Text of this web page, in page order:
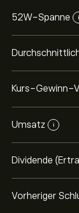
52W-Spanne i
Kurs-Gewinn-
Umsatz i
Dividende
Vorheriger